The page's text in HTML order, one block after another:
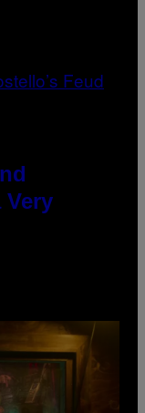
Very